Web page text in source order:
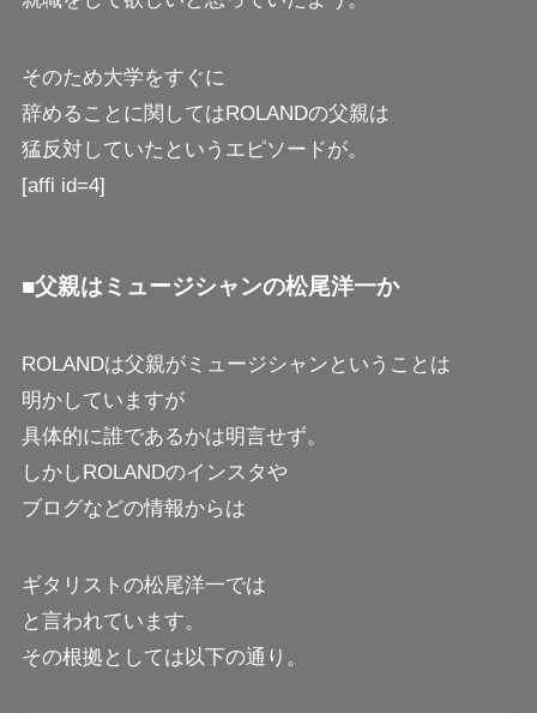
そのため大学をすぐに
辞めることに関してはROLANDの父親は
猛反対していたというエピソードが。
[affi id=4]
■父親はミュージシャンの松尾洋一か
ROLANDは父親がミュージシャンということは
明かしていますが
具体的に誰であるかは明言せず。
しかしROLANDのインスタや
ブログなどの情報からは
ギタリストの松尾洋一では
と言われています。
その根拠としては以下の通り。